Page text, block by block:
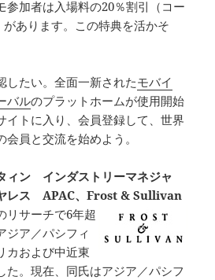
参加者は入場料の20％割引（コー
があります。この特典を活かそ
したい。全面一新されたモバイ
バルのプラットホームが使用開始
イトに入り、会員登録して、世界
員と交流を始めよう。
ィン インダストリーマネジャ
レス APAC、Frost & Sullivan
リサーチで6年超
ジア／パシフィ
カおよび中近東
た。現在、同氏はアジア／パシフ